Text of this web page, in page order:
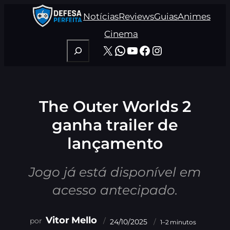
NotíciasReviewsGuiasAnimes
Cinema
Pesquisar
X WhatsApp
Youtube
Facebook
Instagram
The Outer Worlds 2
ganha trailer de
lançamento
Jogo já está disponível em
acesso antecipado.
Vitor Mello 24/10/2025 1–2 minutos